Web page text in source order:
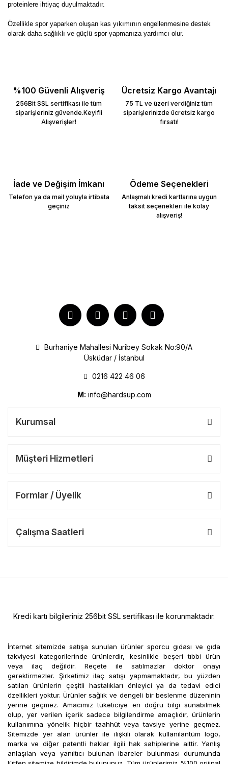
proteinlere ihtiyaç duyulmaktadır.
Özellikle spor yaparken oluşan kas yıkımının engellenmesine destek
olarak daha sağlıklı ve güçlü spor yapmanıza yardımcı olur.
%100 Güvenli Alışveriş
256Bit SSL sertifikası ile tüm
siparişleriniz güvende.Keyifli
Alışverişler!
Ücretsiz Kargo Avantajı
75 TL ve üzeri verdiğiniz tüm
siparişlerinizde ücretsiz kargo
fırsatı!
İade ve Değişim İmkanı
Telefon ya da mail yoluyla irtibata
geçiniz
Ödeme Seçenekleri
Anlaşmalı kredi kartlarına uygun
taksit seçenekleri ile kolay
alışveriş!
Burhaniye Mahallesi Nuribey Sokak No:90/A
Üsküdar / İstanbul
0216 422 46 06
M: info@hardsup.com
Kurumsal
Müşteri Hizmetleri
Formlar / Üyelik
Çalışma Saatleri
Kredi kartı bilgileriniz 256bit SSL sertifikası ile korunmaktadır.
İnternet sitemizde satışa sunulan ürünler sporcu gıdası ve gıda
takviyesi kategorilerinde ürünlerdir, kesinlikle beşeri tıbbi ürün
veya ilaç değildir. Reçete ile satılmazlar doktor onayı
gerektirmezler. Şirketimiz ilaç satışı yapmamaktadır, bu yüzden
satılan ürünlerin çeşitli hastalıkları önleyici ya da tedavi edici
özellikleri yoktur. Ürünler sağlık ve dengeli bir beslenme düzeninin
yerine geçmez. Amacımız tüketiciye en doğru bilgi sunabilmek
olup, yer verilen içerik sadece bilgilendirme amaçlıdır, ürünlerin
kullanımına yönelik hiçbir taahhüt veya tavsiye yerine geçmez.
Sitemizde yer alan ürünler ile ilişkili olarak kullanılantüm logo,
marka ve diğer patentli haklar ilgili hak sahiplerine aittir. Yanlış
anlaşılan veya yanıltıcı bulunan ibareler bulunması durumunda